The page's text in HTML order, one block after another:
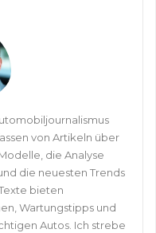
von Artikeln über
die Analyse
die neuesten Trends
bieten
Wartungstipps und
Autos. Ich strebe